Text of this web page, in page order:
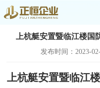
上杭艇安置暨临江楼国
发布时间：2023-
上杭艇安置暨临江